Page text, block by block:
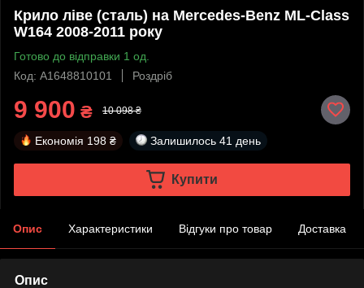
Крило ліве (сталь) на Mercedes-Benz ML-Class
W164 2008-2011 року
Готово до відправки 1 од.
Код: A1648810101
Роздріб
9 900 ₴ 10 098 ₴
Економія 198 ₴ Залишилось 41 день
Купити
Опис Характеристики Відгуки про товар Доставка
Опис